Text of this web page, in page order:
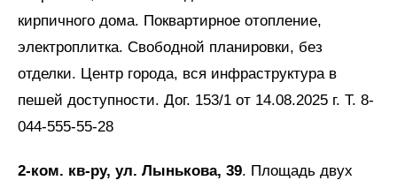
кирпичного дома. Поквартирное отопление,
электроплитка. Свободной планировки, без
отделки. Центр города, вся инфраструктура в
пешей доступности. Дог. 153/1 от 14.08.2025 г. Т. 8-
044-555-55-28
2-ком. кв-ру, ул. Лынькова, 39. Площадь двух